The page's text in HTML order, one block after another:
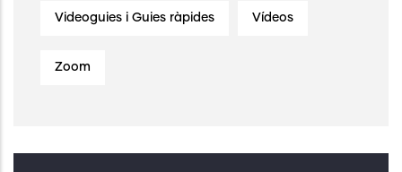
Videoguies i Guies ràpides Vídeos
Zoom